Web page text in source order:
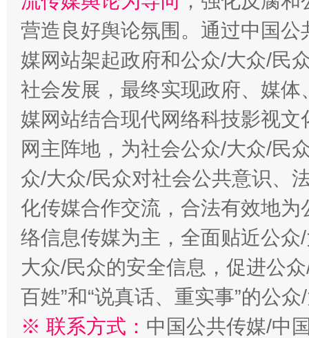
这是一记警钟！ 谢
在谋一域中谋全局
今
营造良好舆论氛围。通过中国
媒网站架起政府和公众/大众/民
社会发展，最终实现政府、媒
媒网站结合现代网络科技影视
网主阵地，为社会公众/大众/民
众/大众/民众对社会公共意识、
化传媒合作交流，合法有效地
络信息传媒为主，全面贴近公
大众/民众的安全信息，促进公
百姓”和“说真话、重实事”的公
※ 联系方式： 中国公共传媒/中